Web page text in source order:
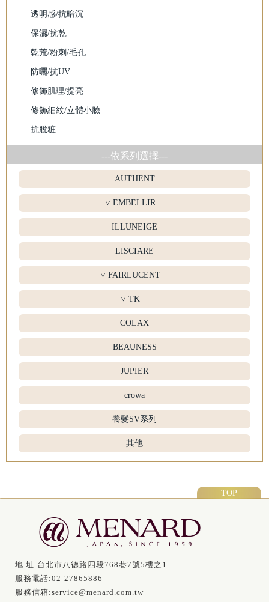
透明感/抗暗沉
保濕/抗乾
乾荒/粉刺/毛孔
防曬/抗UV
修飾肌理/提亮
修飾細紋/立體小臉
抗脫粧
---依系列選擇---
AUTHENT
> EMBELLIR
ILLUNEIGE
LISCIARE
> FAIRLUCENT
> TK
COLAX
BEAUNESS
JUPIER
crowa
養髮SV系列
其他
TOP
地 址: 台北市八德路四段768巷7號5樓之1
服務電話:02-27865886
服務信箱:service@menard.com.tw